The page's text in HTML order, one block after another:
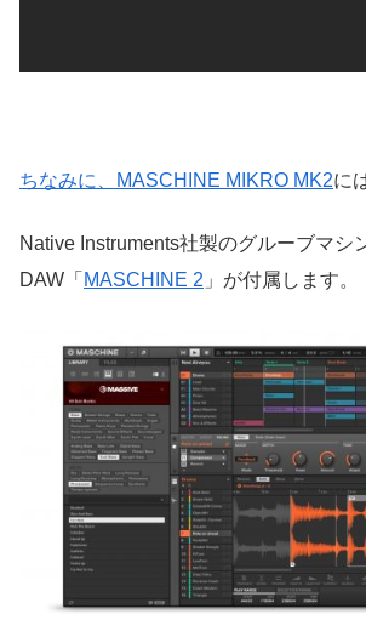
ちなみに、MASCHINE MIKRO MK2に
Native Instruments社製のグルーブマシ
DAW「 MASCHINE 2 」が付属します。